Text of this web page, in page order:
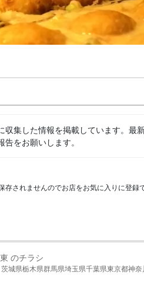
集した情報を掲載しています。最
告をお願いします。
されませんのでお店をお気に入りに登録
のチラシ
茨城県栃木県群馬県埼玉県千葉県東京都神奈